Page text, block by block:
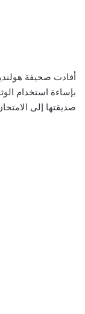
أفادت صحيفة
بإساءة استخدام
صديقتها إلى